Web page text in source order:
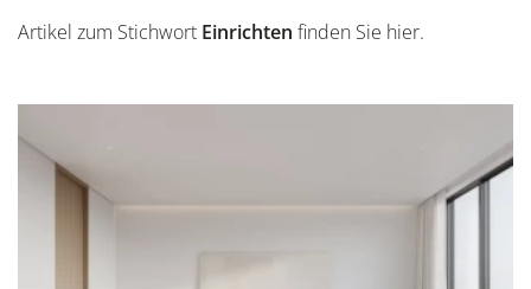
Artikel zum Stichwort Einrichten finden Sie hier.